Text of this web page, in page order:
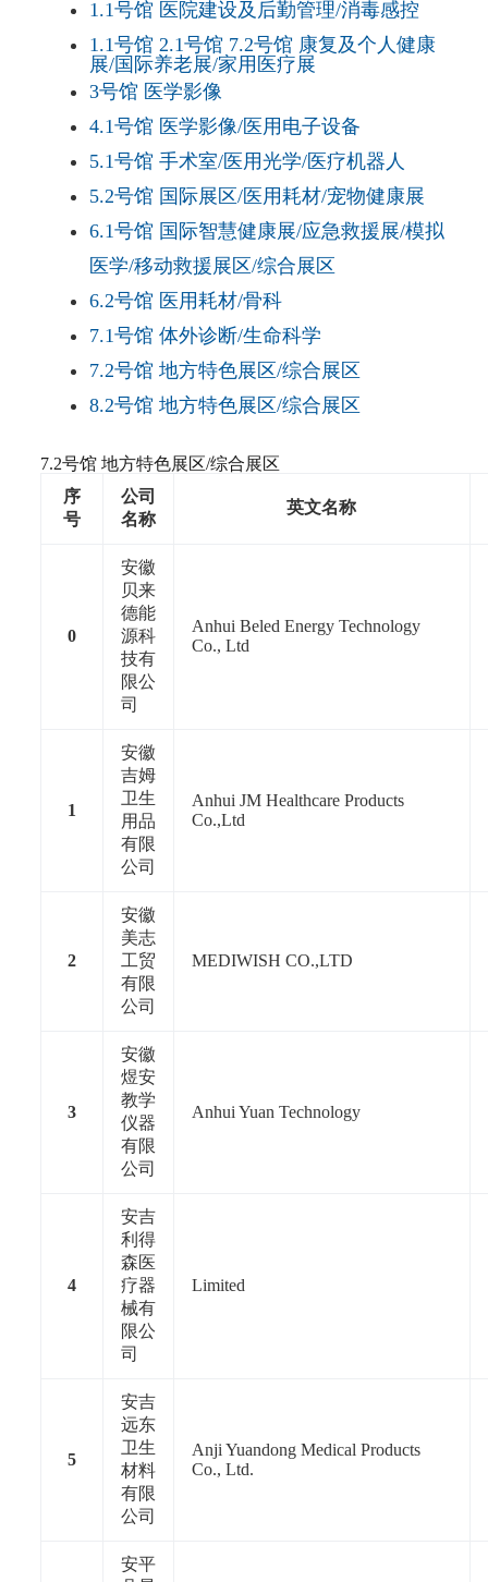
1.1号馆 医院建设及后勤管理/消毒感控
1.1号馆 2.1号馆 7.2号馆 康复及个人健康
展/国际养老展/家用医疗展
3号馆 医学影像
4.1号馆 医学影像/医用电子设备
5.1号馆 手术室/医用光学/医疗机器人
5.2号馆 国际展区/医用耗材/宠物健康展
6.1号馆 国际智慧健康展/应急救援展/模拟
医学/移动救援展区/综合展区
6.2号馆 医用耗材/骨科
7.1号馆 体外诊断/生命科学
7.2号馆 地方特色展区/综合展区
8.2号馆 地方特色展区/综合展区
7.2号馆 地方特色展区/综合展区
序
号
公司
名称
英文名称
0
安徽
贝来
德能
源科
技有
限公
司
Anhui Beled Energy Technology
Co., Ltd
1
安徽
吉姆
卫生
用品
有限
公司
Anhui JM Healthcare Products
Co.,Ltd
2
安徽
美志
工贸
有限
公司
MEDIWISH CO.,LTD
3
安徽
煜安
教学
仪器
有限
公司
Anhui Yuan Technology
4
安吉
利得
森医
疗器
械有
限公
司
Limited
5
安吉
远东
卫生
材料
有限
公司
Anji Yuandong Medical Products
Co., Ltd.
安平